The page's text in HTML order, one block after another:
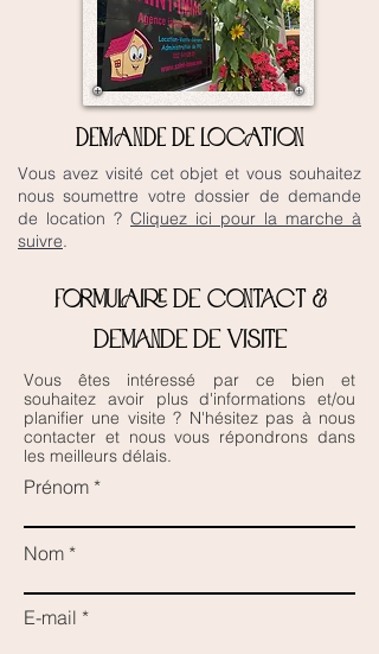
DEMANDE DE LOCATION
Vous avez visité cet objet et vous souhaitez
nous soumettre votre dossier de demande
de location ? Cliquez ici pour la marche à
suivre.
Formulaire de contact &
demande de visite
Vous êtes intéressé par ce bien et
souhaitez avoir plus d'informations et/ou
planifier une visite ? N'hésitez pas à nous
contacter et nous vous répondrons dans
les meilleurs délais.
Prénom
Nom
E-mail